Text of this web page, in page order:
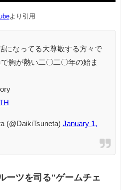
より引用
になってる大尊敬する方々で
胸が熱い二〇二〇年の始ま
(@DaikiTsuneta) January 1,
ーツを司る"ゲームチェ